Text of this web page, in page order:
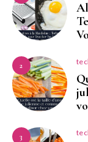
2
3